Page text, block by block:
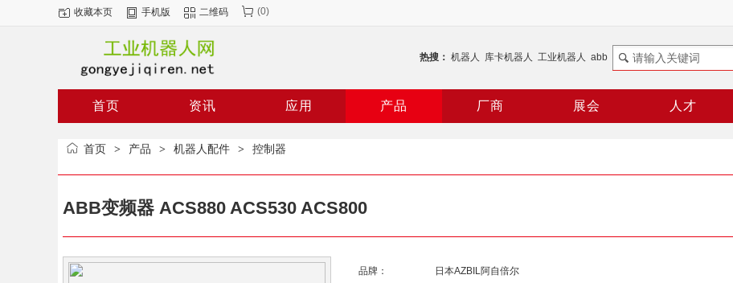
收藏本页 手机版 二维码 (0)
热搜： 机器人 库卡机器人 工业机器人 abb
首页 资讯 应用 产品 厂商 展会 人才
首页 > 产品 > 机器人配件 > 控制器
ABB变频器 ACS880 ACS530 ACS800
品牌： 日本AZBIL阿自倍尔